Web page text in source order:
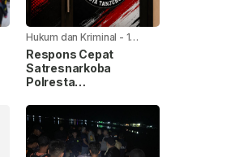
Hukum dan Kriminal - 1
minggu yang lalu
Respons Cepat
Satresnarkoba
Polresta
Pengguna Sabu
Diamankan Usai
Dilaporkan ke Call
Center 110